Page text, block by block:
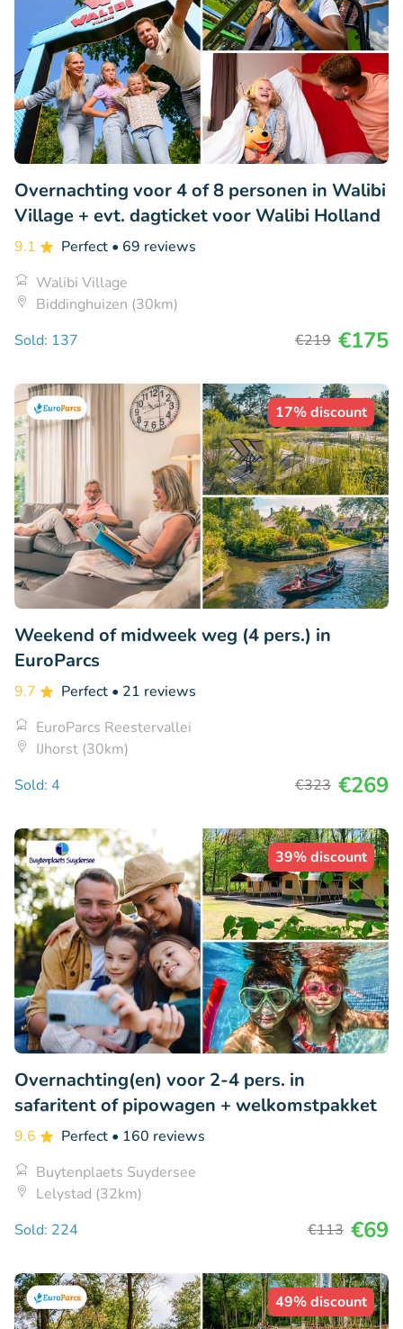
Overnachting voor 4 of 8 personen in Walibi
Village + evt. dagticket voor Walibi Holland
9.1 Perfect • 69 reviews
Walibi Village
Biddinghuizen (30km)
Sold: 137
€219 €175
17% discount
Weekend of midweek weg (4 pers.) in
EuroParcs
9.7 Perfect • 21 reviews
EuroParcs Reestervallei
IJhorst (30km)
Sold: 4
€323 €269
39% discount
Overnachting(en) voor 2-4 pers. in
safaritent of pipowagen + welkomstpakket
9.6 Perfect • 160 reviews
Buytenplaets Suydersee
Lelystad (32km)
Sold: 224
€113 €69
49% discount